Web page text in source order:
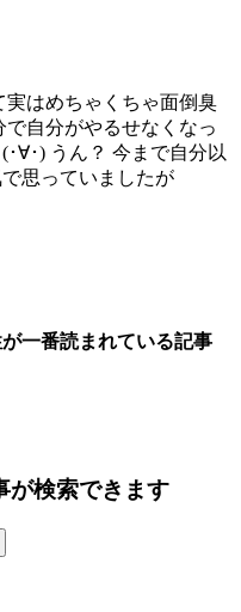
実はめちゃくちゃ面倒臭
自分がやるせなくなっ
∀･) うん？ 今まで自分以
思っていましたが
一番読まれている記事
が検索できます